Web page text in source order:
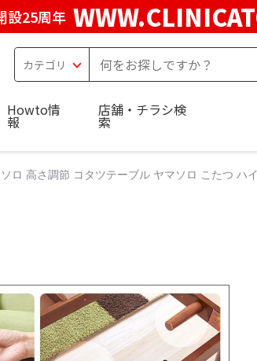
設25周年
Howto情
報
店舗・チラシ検
索
ロ 高さ調節 コタツテーブル ヤマソロ こたつ ハ